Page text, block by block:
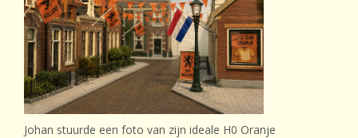
Johan stuurde een foto van zijn ideale H0 Oranje